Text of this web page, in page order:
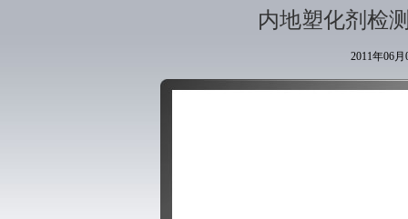
内地塑化剂检
2011年06